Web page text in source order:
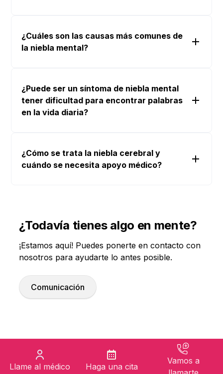
¿Cuáles son las causas más comunes de
la niebla mental?
el estrés
intenso y la ansiedad
deficiencias de vitamina B12, vitamina D y
hierro
¿Puede ser un síntoma de niebla mental
tener dificultad para encontrar palabras
en la vida diaria?
encontrar palabras
¿Cómo se trata la niebla cerebral y
cuándo se necesita apoyo médico?
¿Todavía tienes algo en mente?
¡Estamos aquí! Puedes ponerte en contacto con
nosotros para ayudarte lo antes posible.
Comunicación
Llame al médico Haga una cita
Vamos a